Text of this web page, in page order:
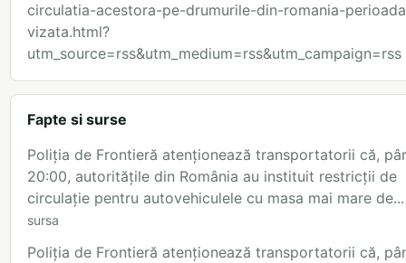
circulatia-acestora-pe-drumurile-din-romania-
vizata.html?
utm_source=rss&utm_medium=rss&utm_campaign=rss
Fapte si surse
Poliția de Frontieră atenționează transportatorii că,
20:00, autoritățile din România au instituit restricții de
circulație pentru autovehiculele cu masa mai mare de...
sursa
Poliția de Frontieră atenționează transportatorii că,